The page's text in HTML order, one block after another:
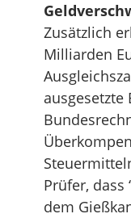
Zusätzlich
Milliarden
Prüfer, dass
dem